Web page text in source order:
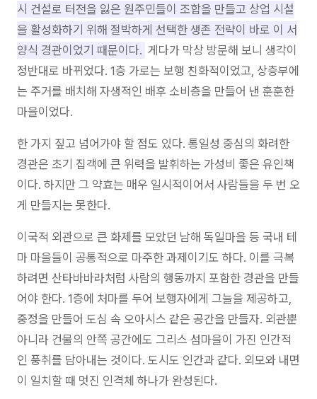
시 건설로 터전을 잃은 원주민들이 조합을 만들고 상업 시설
을 활성화하기 위해 절박하게 선택한 생존 전략이 바로 이 서
양식 경관이었기 때문이다. 게다가 막상 방문해 보니 생각이
정반대로 바뀌었다. 1층 가로는 보행 친화적이었고, 상층부에
는 주거를 배치해 자생적인 배후 소비층을 만들어 낸 훈훈한
마을이었다.
한 가지 짚고 넘어가야 할 점도 있다. 통일성 중심의 화려한
경관은 초기 집객에 큰 위력을 발휘하는 가성비 좋은 유인책
이다. 하지만 그 약효는 매우 일시적이어서 사람들을 두 번 오
게 만들지는 못한다.
이국적 외관으로 큰 화제를 모았던 남해 독일마을 등 국내 테
마 마을들이 공통적으로 마주한 과제이기도 하다. 이를 극복
하려면 산타바바라처럼 사람의 행동까지 포함한 경관을 만들
어야 한다. 1층에 처마를 두어 보행자에게 그늘을 제공하고,
중정을 만들어 도심 속 오아시스 같은 공간을 만들자. 외관뿐
아니라 건물의 안쪽 공간에도 그리스 섬마을이 가진 인간적
인 풍취를 담아내는 것이다. 도시도 인간과 같다. 외모와 내면
이 일치할 때 멋진 인격체 하나가 완성된다.